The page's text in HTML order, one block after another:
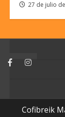
27 de julio
FacebookInstagram
Cofibreik